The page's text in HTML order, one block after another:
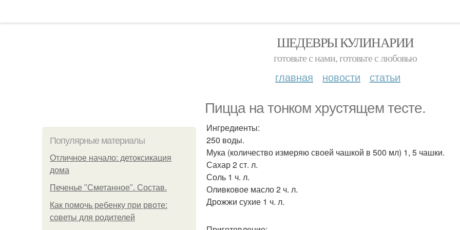
ШЕДЕВРЫ КУЛИНАРИИ
готовьте с нами, готовьте с любовью
главная новости статьи
Пицца на тонком хрустящем тесте.
Популярные материалы
Отличное начало: детоксикация
дома
Печенье "Сметанное". Состав.
Как помочь ребенку при рвоте:
советы для родителей
Ингредиенты:
250 воды.
Мука (количество измеряю своей чашкой в 500 мл) 1, 5 чашки.
Сахар 2 ст. л.
Соль 1 ч. л.
Оливковое масло 2 ч. л.
Дрожжи сухие 1 ч. л.